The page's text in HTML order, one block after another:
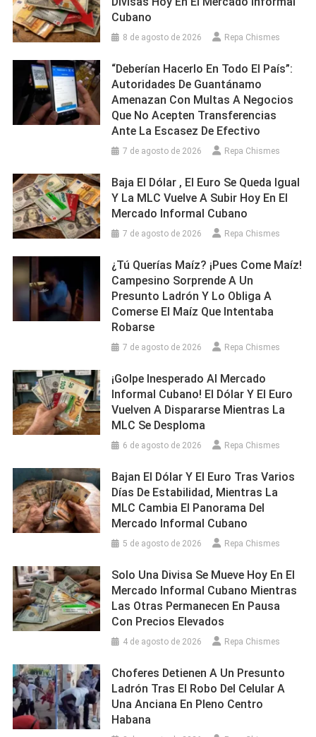
Cubano
8 de agosto de 2026 Repa Chismes
“Deberían Hacerlo En Todo El País”:
Autoridades De Guantánamo
Amenazan Con Multas A Negocios
Que No Acepten Transferencias
Ante La Escasez De Efectivo
7 de agosto de 2026 Repa Chismes
Baja El Dólar , El Euro Se Queda Igual
Y La MLC Vuelve A Subir Hoy En El
Mercado Informal Cubano
7 de agosto de 2026 Repa Chismes
¿Tú Querías Maíz? ¡Pues Come Maíz!
Campesino Sorprende A Un
Presunto Ladrón Y Lo Obliga A
Comerse El Maíz Que Intentaba
Robarse
7 de agosto de 2026 Repa Chismes
¡Golpe Inesperado Al Mercado
Informal Cubano! El Dólar Y El Euro
Vuelven A Dispararse Mientras La
MLC Se Desploma
6 de agosto de 2026 Repa Chismes
Bajan El Dólar Y El Euro Tras Varios
Días De Estabilidad, Mientras La
MLC Cambia El Panorama Del
Mercado Informal Cubano
5 de agosto de 2026 Repa Chismes
Solo Una Divisa Se Mueve Hoy En El
Mercado Informal Cubano Mientras
Las Otras Permanecen En Pausa
Con Precios Elevados
4 de agosto de 2026 Repa Chismes
Choferes Detienen A Un Presunto
Ladrón Tras El Robo Del Celular A
Una Anciana En Pleno Centro
Habana